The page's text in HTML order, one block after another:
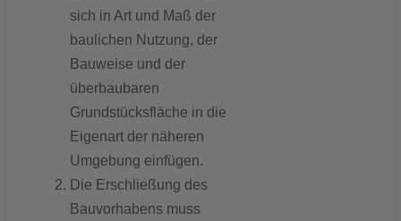
sich in Art und Maß der
baulichen Nutzung, der
Bauweise und der
überbaubaren
Grundstücksfläche in die
Eigenart der näheren
Umgebung einfügen.
Die Erschließung des
Bauvorhabens muss